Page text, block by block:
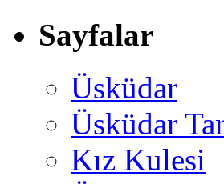
Sayfalar
Üsküdar
Üsküdar
Kız Kulesi